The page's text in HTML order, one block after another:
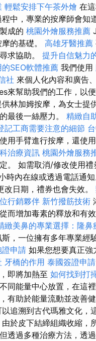
輕鬆安排下午茶外燴 在
中，專業的按摩師會知
成的 桃園外燴服務推薦
的基礎。 高雄牙醫推薦
求協助。 提升自信魅力
SEO軟體推薦 我們使用
社 來個人化內容和廣告
來幫助我們的工作，以
林加姆按摩，為女士提
最後一絲壓力。 精緻自
記工商需要注意的細節
用手臂進行按摩，還使
治療資訊 桃園外燴服務
。 如需取消/修改使用
時內在線或透過電話通知
改日期，禮券也會失效。
行銷夥伴 新竹撥筋技術
而增加毒素的釋放和有效
緻美鼻的專業選擇：隆鼻
，一位擁有多年專業經
證申請 如果您想要真正強
牙橋的作用 泰國簽證申請
即將加熱至 如何找到打
同能量中心放置，在這
有助於能量流動並改善
追溯到古代瑪雅文化，
於皮下結締組織收縮
透過多種治療方法，透